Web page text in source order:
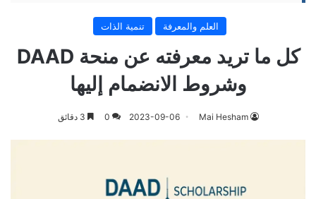
العلم والمعرفة تنمية الذات
كل ما تريد معرفته عن منحة DAAD
وشروط الانضمام إليها
Mai Hesham
2023-09-06
0